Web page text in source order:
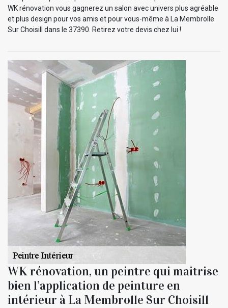
WK rénovation vous gagnerez un salon avec univers plus agréable
et plus design pour vos amis et pour vous-même à La Membrolle
Sur Choisill dans le 37390. Retirez votre devis chez lui !
WK rénovation, un peintre qui maitrise
bien l’application de peinture en
intérieur à La Membrolle Sur Choisill